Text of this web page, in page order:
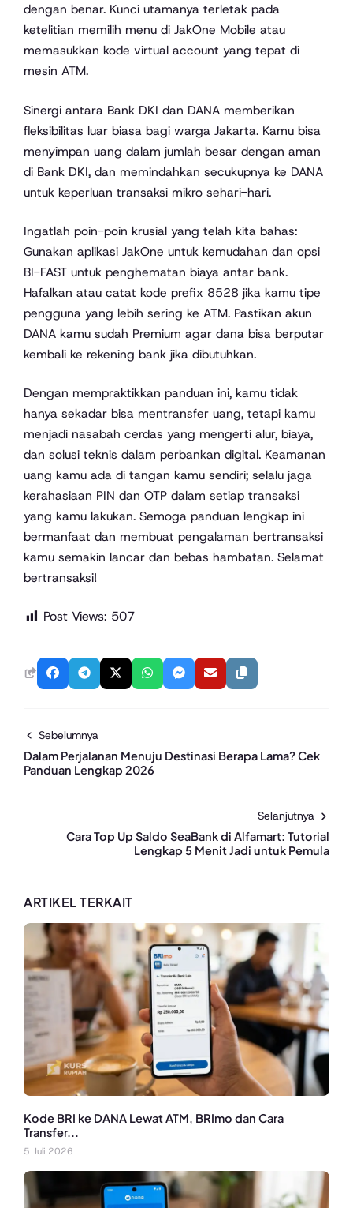
dengan benar. Kunci utamanya terletak pada
ketelitian memilih menu di JakOne Mobile atau
memasukkan kode virtual account yang tepat di
mesin ATM.
Sinergi antara Bank DKI dan DANA memberikan
fleksibilitas luar biasa bagi warga Jakarta. Kamu bisa
menyimpan uang dalam jumlah besar dengan aman
di Bank DKI, dan memindahkan secukupnya ke DANA
untuk keperluan transaksi mikro sehari-hari.
Ingatlah poin-poin krusial yang telah kita bahas:
Gunakan aplikasi JakOne untuk kemudahan dan opsi
BI-FAST untuk penghematan biaya antar bank.
Hafalkan atau catat kode prefix 8528 jika kamu tipe
pengguna yang lebih sering ke ATM. Pastikan akun
DANA kamu sudah Premium agar dana bisa berputar
kembali ke rekening bank jika dibutuhkan.
Dengan mempraktikkan panduan ini, kamu tidak
hanya sekadar bisa mentransfer uang, tetapi kamu
menjadi nasabah cerdas yang mengerti alur, biaya,
dan solusi teknis dalam perbankan digital. Keamanan
uang kamu ada di tangan kamu sendiri; selalu jaga
kerahasiaan PIN dan OTP dalam setiap transaksi
yang kamu lakukan. Semoga panduan lengkap ini
bermanfaat dan membuat pengalaman bertransaksi
kamu semakin lancar dan bebas hambatan. Selamat
bertransaksi!
Post Views: 507
Sebelumnya
Dalam Perjalanan Menuju Destinasi Berapa Lama? Cek
Panduan Lengkap 2026
Selanjutnya
Cara Top Up Saldo SeaBank di Alfamart: Tutorial
Lengkap 5 Menit Jadi untuk Pemula
ARTIKEL TERKAIT
Kode BRI ke DANA Lewat ATM, BRImo dan Cara
Transfer...
5 Juli 2026